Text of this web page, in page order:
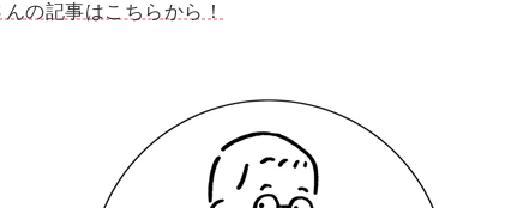
の記事はこちらから！